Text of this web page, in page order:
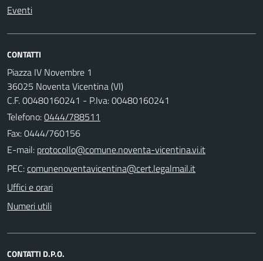
Eventi
CONTATTI
Piazza IV Novembre 1
36025 Noventa Vicentina (VI)
C.F. 00480160241 - P.Iva: 00480160241
Telefono:0444/788511
Fax: 0444/760156
E-mail:
PEC:
Uffici e orari
Numeri utili
CONTATTI D.P.O.